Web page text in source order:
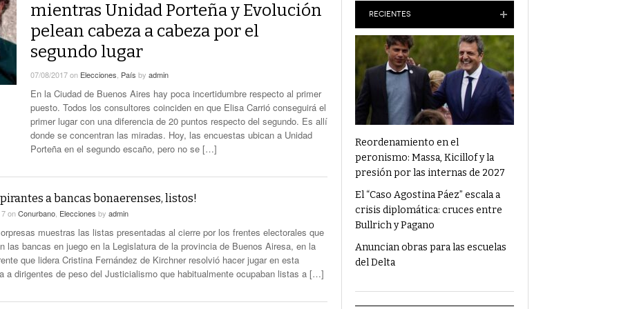
Nueva York
Bomba Electoral: El Gobierno Saca
¿Qué Alimentos Te Pueden Cambiar El
Condenaron Al Ex Marido De Julieta Prandi A
19 Años De Cárcel Por Abuso Sexual
El Gobierno Lanza Un Servicio Militar
Voluntario: “Fuego Sagrado”
Ajuste En Discapacidad: Organizaciones
Denunciaron Al Gobierno Ante La ONU
Anuncian Obras Para Las Escuelas Del Delta-
Kicillof Lanzo El MDF Con Una Demostración
De Fuerza Que Lo Ubica En La Primera Línea
De La Oposición A Milei- 1 year ago
Axel Kicillof Despidió A Pepe Mujica Y Pidió
Perdón Por “los Agravios” Libertarios
- 1 year
ago
View All
mientras Unidad Porteña y Evolución
pelean cabeza a cabeza por el
segundo lugar
07/08/2017on Elecciones País by admin
En la Ciudad de Buenos Aires hay poca incertidumbre respecto al primer
puesto. Todos los consultores coinciden en que Elisa Carrió conseguirá el
primer lugar con una diferencia de 20 puntos respecto del segundo. Es allí
donde se concentran las miradas. Hoy, las encuestas ubican a Unidad
Porteña en el segundo escaño, pero no se […]
a bancas bonaerenses, listos!
onConurbano Elecciones by admin
muestras las listas presentadas al cierre por los frentes electorales que
las bancas en juego en la Legislatura de la provincia de Buenos Airesa, en la
que lidera Cristina Fernández de Kirchner resolvió hacer jugar en esta
a dirigentes de peso del Justicialismo que habitualmente ocupaban listas a […]
RECIENTES
Reordenamiento en el
peronismo: Massa, Kicillof y la
presión por las internas de 2027
El “Caso Agostina Páez” escala a
crisis diplomática: cruces entre
Bullrich y Pagano
Anuncian obras para las escuelas
del Delta